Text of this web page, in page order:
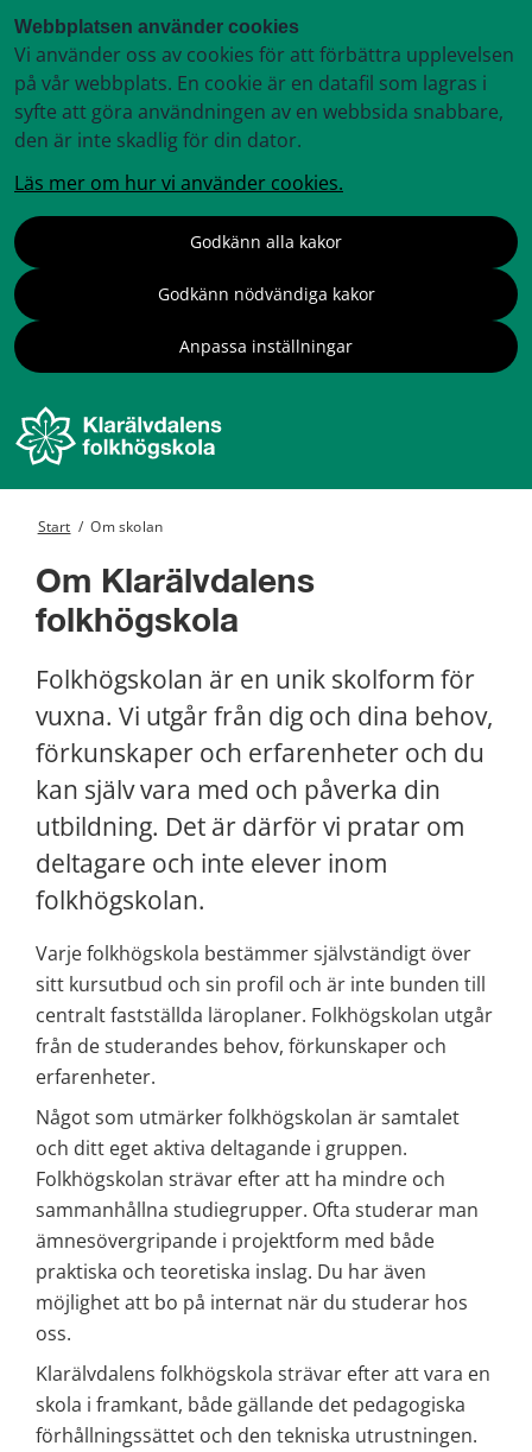
Webbplatsen använder cookies
Vi använder oss av cookies för att förbättra upplevelsen
på vår webbplats. En cookie är en datafil som lagras i
syfte att göra användningen av en webbsida snabbare,
den är inte skadlig för din dator.
Läs mer om hur vi använder cookies.
Godkänn alla kakor
Godkänn nödvändiga kakor
Anpassa inställningar
Start / Om skolan
Om Klarälvdalens
folkhögskola
Folkhögskolan är en unik skolform för
vuxna. Vi utgår från dig och dina behov,
förkunskaper och erfarenheter och du
kan själv vara med och påverka din
utbildning. Det är därför vi pratar om
deltagare och inte elever inom
folkhögskolan.
Varje folkhögskola bestämmer självständigt över
sitt kursutbud och sin profil och är inte bunden till
centralt fastställda läroplaner. Folkhögskolan utgår
från de studerandes behov, förkunskaper och
erfarenheter.
Något som utmärker folkhögskolan är samtalet
och ditt eget aktiva deltagande i gruppen.
Folkhögskolan strävar efter att ha mindre och
sammanhållna studiegrupper. Ofta studerar man
ämnesövergripande i projektform med både
praktiska och teoretiska inslag. Du har även
möjlighet att bo på internat när du studerar hos
oss.
Klarälvdalens folkhögskola strävar efter att vara en
skola i framkant, både gällande det pedagogiska
förhållningssättet och den tekniska utrustningen.